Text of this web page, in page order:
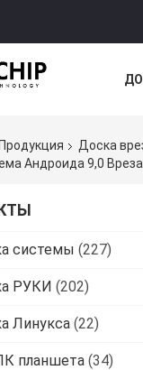
Продукция
Доска
Андроида 9,0
системы (227)
РУКИ (202)
Линукса (22)
планшета (34)